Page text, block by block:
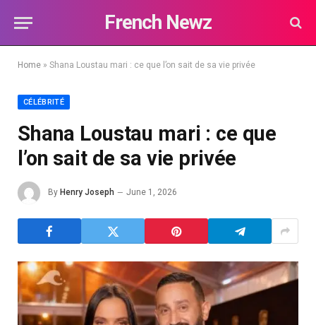
French Newz
Home » Shana Loustau mari : ce que l’on sait de sa vie privée
CÉLÉBRITÉ
Shana Loustau mari : ce que
l’on sait de sa vie privée
By Henry Joseph June 1, 2026